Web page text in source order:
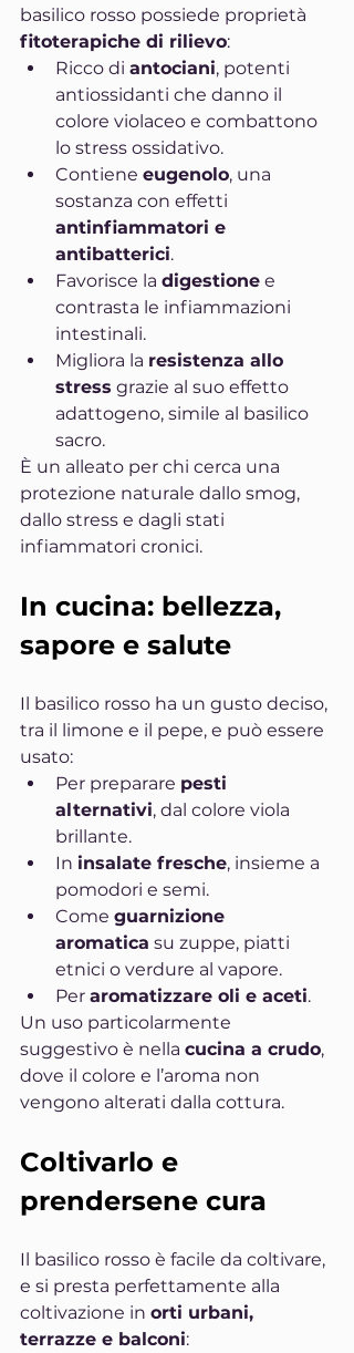
basilico rosso possiede proprietà
fitoterapiche di rilievo:
Ricco di antociani, potenti
antiossidanti che danno il
colore violaceo e combattono
lo stress ossidativo.
Contiene eugenolo, una
sostanza con effetti
antinfiammatori e
antibatterici.
Favorisce la digestione e
contrasta le infiammazioni
intestinali.
Migliora la resistenza allo
stress grazie al suo effetto
adattogeno, simile al basilico
sacro.
È un alleato per chi cerca una
protezione naturale dallo smog,
dallo stress e dagli stati
infiammatori cronici.
In cucina: bellezza,
sapore e salute
Il basilico rosso ha un gusto deciso,
tra il limone e il pepe, e può essere
usato:
Per preparare pesti
alternativi, dal colore viola
brillante.
In insalate fresche, insieme a
pomodori e semi.
Come guarnizione
aromatica su zuppe, piatti
etnici o verdure al vapore.
Per aromatizzare oli e aceti.
Un uso particolarmente
suggestivo è nella cucina a crudo,
dove il colore e l’aroma non
vengono alterati dalla cottura.
Coltivarlo e
prendersene cura
Il basilico rosso è facile da coltivare,
e si presta perfettamente alla
coltivazione in orti urbani,
terrazze e balconi: